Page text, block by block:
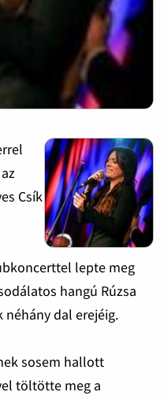
Csík
lepte meg
hangú Rúzsa
dal erejéig.
sosem hallott
töltötte meg a